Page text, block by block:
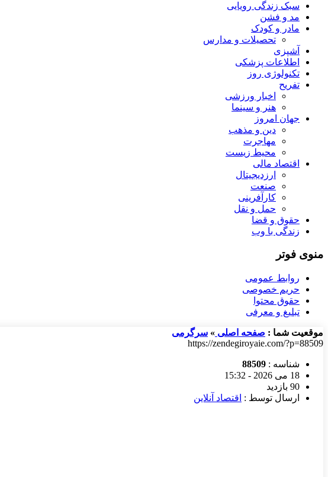
سبک زندگی رویایی
مد و فشن
مادر و کودک
تحصیلات و مدارس
آشپزی
اطلاعات پزشکی
تکنولوژی روز
تفریح
اخبار ورزشی
هنر و سینما
جهان امروز
دین و مذهب
مهاجرت
محیط زیست
اقتصاد مالی
ارزدیجیتال
صنعت
کارآفرینی
حمل و نقل
حقوق و قضا
زندگی با وب
منوی فوتر
روابط عمومی
حریم خصوصی
حقوق محتوا
تبلیغ و معرفی
موقعیت شما : صفحه اصلی » سرگرمی
https://zendegiroyaie.com/?p=88509
شناسه : 88509
18 می 2026 - 15:32
90 بازدید
ارسال توسط : اقتصاد آنلاین